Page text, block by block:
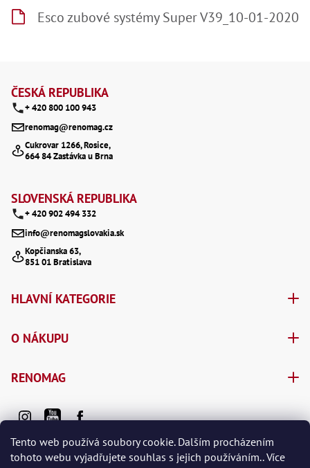
Tento web používá soubory cookie. Dalším procházením
tohoto webu vyjadřujete souhlas s jejich používáním.. Více
Esco zubové systémy Super V39_10-01-2020
ČESKÁ REPUBLIKA
+ 420 800 100 943
renomag@renomag.cz
Cukrovar 1266, Rosice,
664 84 Zastávka u Brna
SLOVENSKÁ REPUBLIKA
+ 420 902 494 332
info@renomagslovakia.sk
Kopčianska 63,
851 01 Bratislava
HLAVNÍ KATEGORIE
O NÁKUPU
RENOMAG